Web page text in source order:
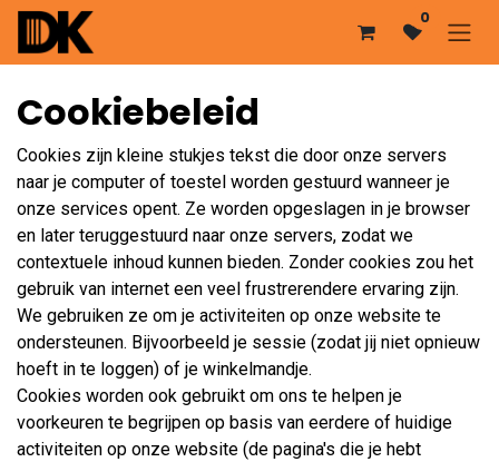
Overslaan naar inhoud 0
Cookiebeleid
Cookies zijn kleine stukjes tekst die door onze servers
naar je computer of toestel worden gestuurd wanneer je
onze services opent. Ze worden opgeslagen in je browser
en later teruggestuurd naar onze servers, zodat we
contextuele inhoud kunnen bieden. Zonder cookies zou het
gebruik van internet een veel frustrerendere ervaring zijn.
We gebruiken ze om je activiteiten op onze website te
ondersteunen. Bijvoorbeeld je sessie (zodat jij niet opnieuw
hoeft in te loggen) of je winkelmandje.
Cookies worden ook gebruikt om ons te helpen je
voorkeuren te begrijpen op basis van eerdere of huidige
activiteiten op onze website (de pagina's die je hebt